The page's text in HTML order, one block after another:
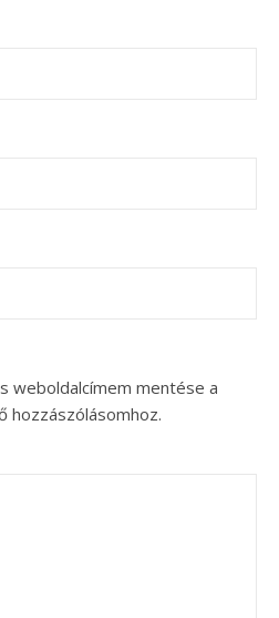
weboldalcímem mentése a
hozzászólásomhoz.